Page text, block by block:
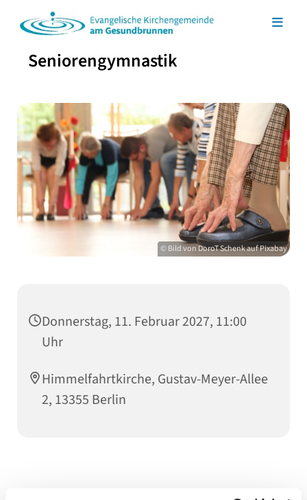
Seniorengymnastik
© Bild von DoroT Schenk auf Pixabay
Donnerstag, 11. Februar 2027, 11:00
Uhr
Himmelfahrtkirche, Gustav-Meyer-Allee
2, 13355 Berlin